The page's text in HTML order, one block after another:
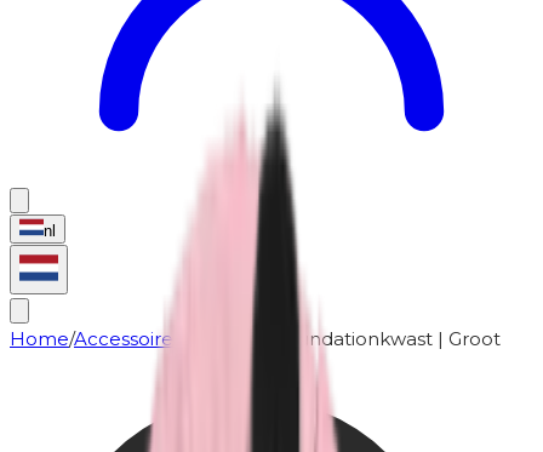
nl
Home/Accessoires Foundationkwast | Groot